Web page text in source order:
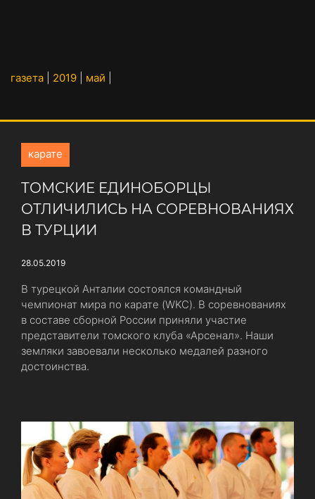
газета 2019 май
карате
ТОМСКИЕ ЕДИНОБОРЦЫ
ОТЛИЧИЛИСЬ НА СОРЕВНОВАНИЯХ
В ТУРЦИИ
28.05.2019
В турецкой Анталии состоялся командный
чемпионат мира по карате (WKC). В соревнованиях
в составе сборной России приняли участие
представители томского клуба «Арсенал». Наши
земляки завоевали несколько медалей разного
достоинства.